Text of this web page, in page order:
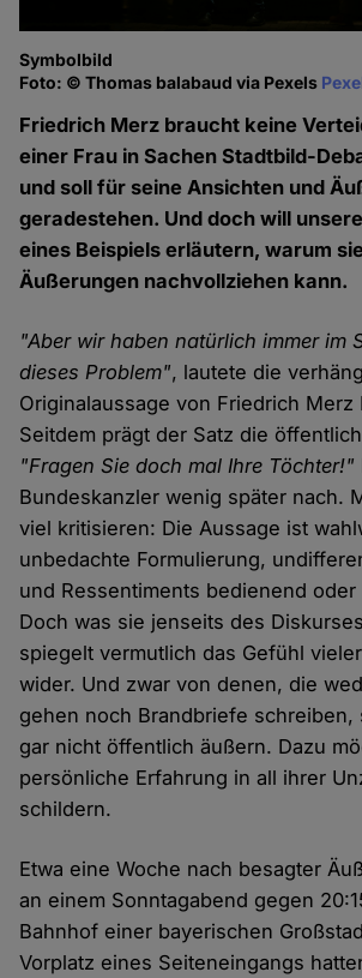
Symbolbild
Foto: © Thomas balabaud via Pexels
Friedrich Merz braucht keine
einer Frau in Sachen Stadtbild-
und soll für seine Ansichten und
geradestehen. Und doch will
eines Beispiels erläutern, warum
Äußerungen nachvollziehen kann.
"Aber wir haben natürlich immer im
dieses Problem", lautete die
Originalaussage von Friedrich Merz
Seitdem prägt der Satz die
"Fragen Sie doch mal Ihre Töchter!"
Bundeskanzler wenig später nach.
viel kritisieren: Die Aussage ist
unbedachte Formulierung,
und Ressentiments bedienend
Doch was sie jenseits des
spiegelt vermutlich das Gefühl
wider. Und zwar von denen, die
gehen noch Brandbriefe schreiben,
gar nicht öffentlich äußern. Dazu
persönliche Erfahrung in all ihrer
schildern.
Etwa eine Woche nach besagter
an einem Sonntagabend gegen
Bahnhof einer bayerischen
Vorplatz eines Seiteneingangs